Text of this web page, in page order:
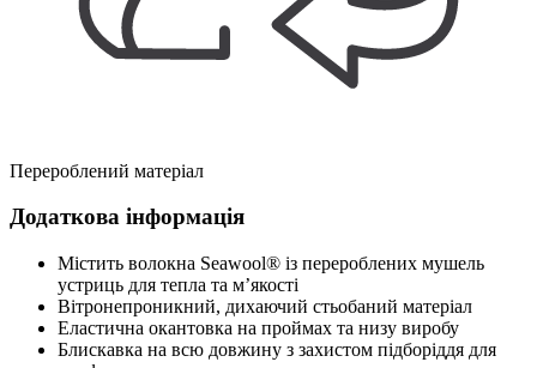
Перероблений матеріал
Додаткова інформація
Містить волокна Seawool® із перероблених мушель
устриць для тепла та м’якості
Вітронепроникний, дихаючий стьобаний матеріал
Еластична окантовка на проймах та низу виробу
Блискавка на всю довжину з захистом підборіддя для